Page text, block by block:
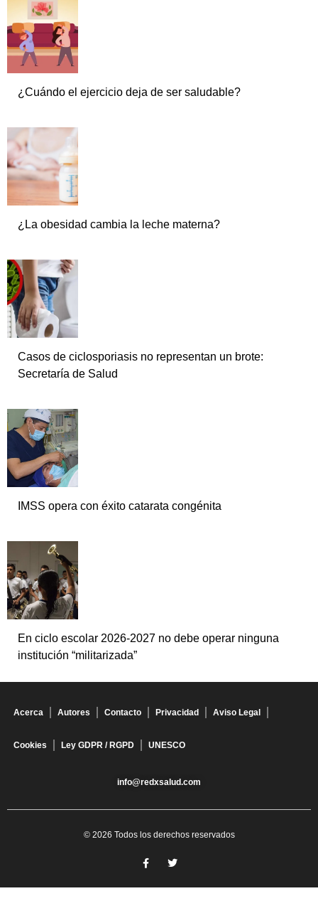
¿Cuándo el ejercicio deja de ser saludable?
¿La obesidad cambia la leche materna?
Casos de ciclosporiasis no representan un brote:
Secretaría de Salud
IMSS opera con éxito catarata congénita
En ciclo escolar 2026-2027 no debe operar ninguna
institución “militarizada”
Acerca Autores Contacto Privacidad Aviso Legal
Cookies Ley GDPR / RGPD UNESCO
info@redxsalud.com
© 2026 Todos los derechos reservados